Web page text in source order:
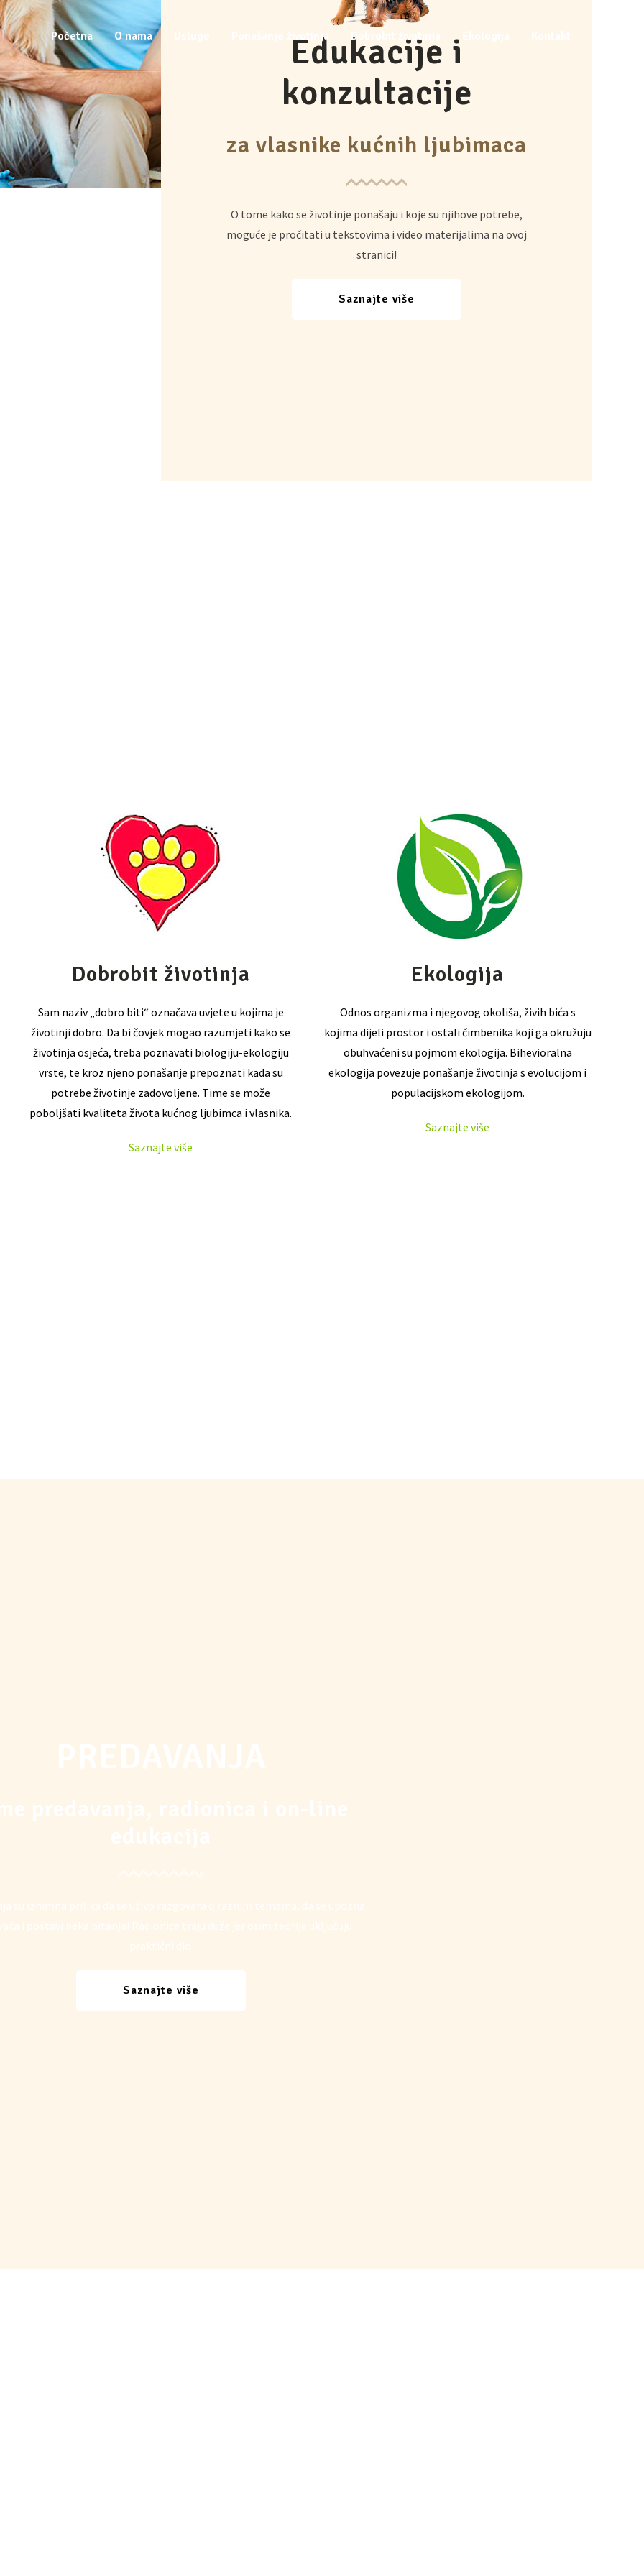
Početna O nama Ponašanje životinja Dobrobit životinja
Edukacije i
konzultacije
za vlasnike kućnih ljubimaca
O tome kako se životinje ponašaju i koje su njihove potrebe,
moguće je pročitati u tekstovima i video materijalima na ovoj
stranici!
Saznajte više
Dobrobit životinja
Sam naziv „dobro biti“ označava uvjete u kojima je
životinji dobro. Da bi čovjek mogao razumjeti kako se
životinja osjeća, treba poznavati biologiju-ekologiju
vrste, te kroz njeno ponašanje prepoznati kada su
potrebe životinje zadovoljene. Time se može
poboljšati kvaliteta života kućnog ljubimca i vlasnika.
Saznajte više
Ekologija
Odnos organizma i njegovog okoliša, živih bića s
kojima dijeli prostor i ostali čimbenika koji ga okružuju
obuhvaćeni su pojmom ekologija. Bihevioralna
ekologija povezuje ponašanje životinja s evolucijom i
populacijskom ekologijom.
Saznajte više
Saznajte više